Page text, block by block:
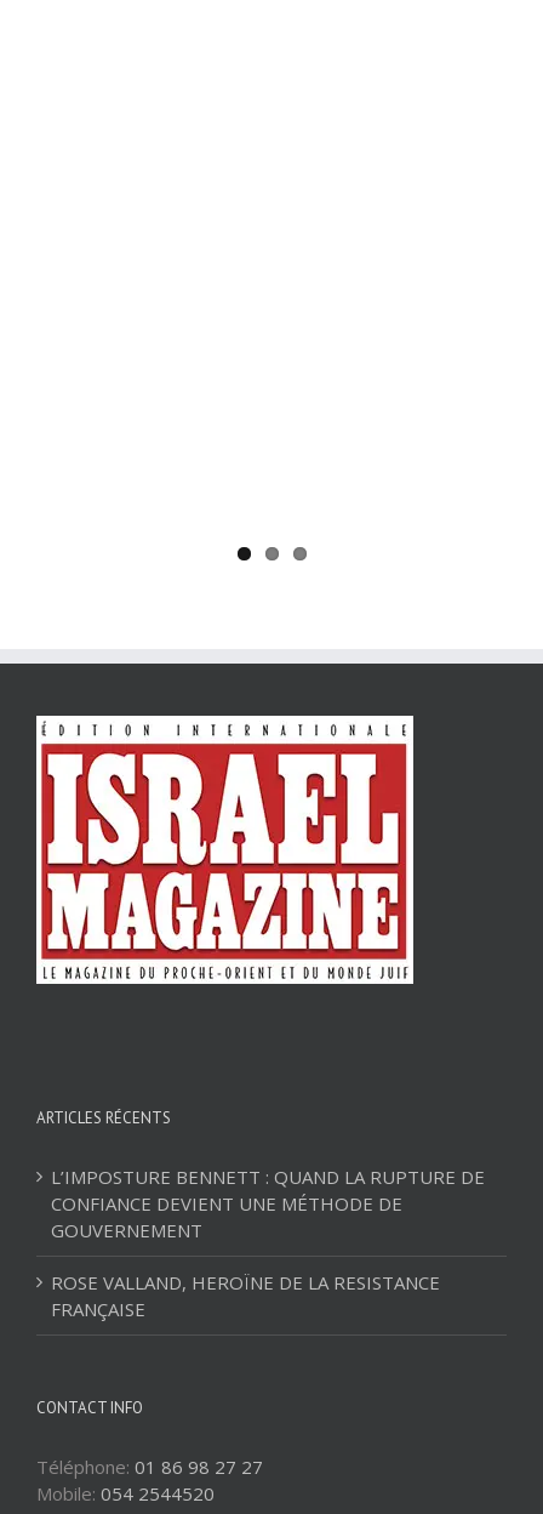
ARTICLES RÉCENTS
L’IMPOSTURE BENNETT : QUAND LA RUPTURE DE
CONFIANCE DEVIENT UNE MÉTHODE DE
GOUVERNEMENT
ROSE VALLAND, HEROÏNE DE LA RESISTANCE
FRANÇAISE
CONTACT INFO
Téléphone: 01 86 98 27 27
Mobile: 054 2544520